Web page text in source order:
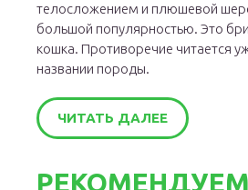
телосложением и плюшевой
большой популярностью. Это
кошка. Противоречие читается
названии породы.
ЧИТАТЬ ДАЛЕЕ
РЕКОМЕНДУЕМ